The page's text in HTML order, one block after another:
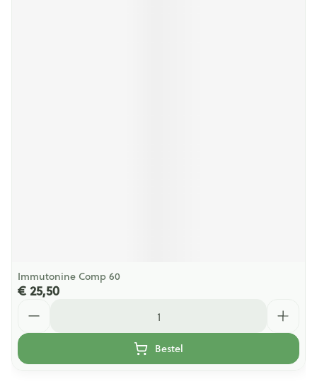
Immutonine Comp 60
€ 25,50
Bestel